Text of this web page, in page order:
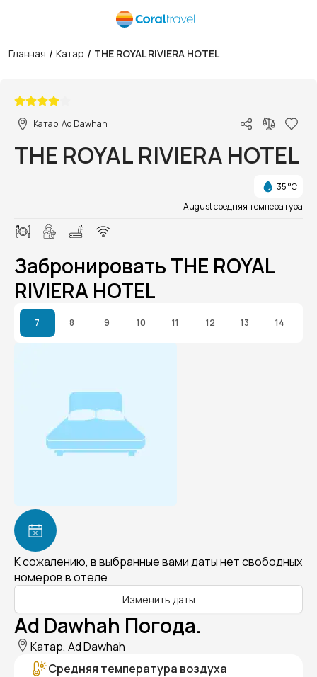
Главная / Катар / THE ROYAL RIVIERA HOTEL
Катар, Ad Dawhah
THE ROYAL RIVIERA HOTEL
35 °C
August средняя температура
Забронировать THE ROYAL
RIVIERA HOTEL
7 8 9 10 11 12 13 14
К сожалению, в выбранные вами даты нет свободных
номеров в отеле
Изменить даты
Ad Dawhah Погода.
Катар, Ad Dawhah
Средняя температура воздуха